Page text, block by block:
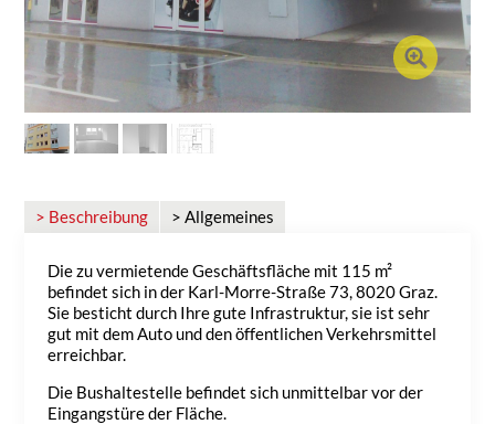
> Beschreibung > Allgemeines
Die zu vermietende Geschäftsfläche mit 115 m²
befindet sich in der Karl-Morre-Straße 73, 8020 Graz.
Sie besticht durch Ihre gute Infrastruktur, sie ist sehr
gut mit dem Auto und den öffentlichen Verkehrsmittel
erreichbar.
Die Bushaltestelle befindet sich unmittelbar vor der
Eingangstüre der Fläche.